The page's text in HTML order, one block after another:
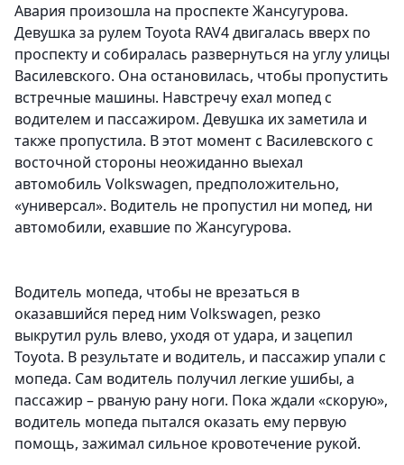
Авария произошла на проспекте Жансугурова.
Девушка за рулем Toyota RAV4 двигалась вверх по
проспекту и собиралась развернуться на углу улицы
Василевского. Она остановилась, чтобы пропустить
встречные машины. Навстречу ехал мопед с
водителем и пассажиром. Девушка их заметила и
также пропустила. В этот момент с Василевского с
восточной стороны неожиданно выехал
автомобиль Volkswagen, предположительно,
«универсал». Водитель не пропустил ни мопед, ни
автомобили, ехавшие по Жансугурова.
Водитель мопеда, чтобы не врезаться в
оказавшийся перед ним Volkswagen, резко
выкрутил руль влево, уходя от удара, и зацепил
Toyota. В результате и водитель, и пассажир упали с
мопеда. Сам водитель получил легкие ушибы, а
пассажир – рваную рану ноги. Пока ждали «скорую»,
водитель мопеда пытался оказать ему первую
помощь, зажимал сильное кровотечение рукой.